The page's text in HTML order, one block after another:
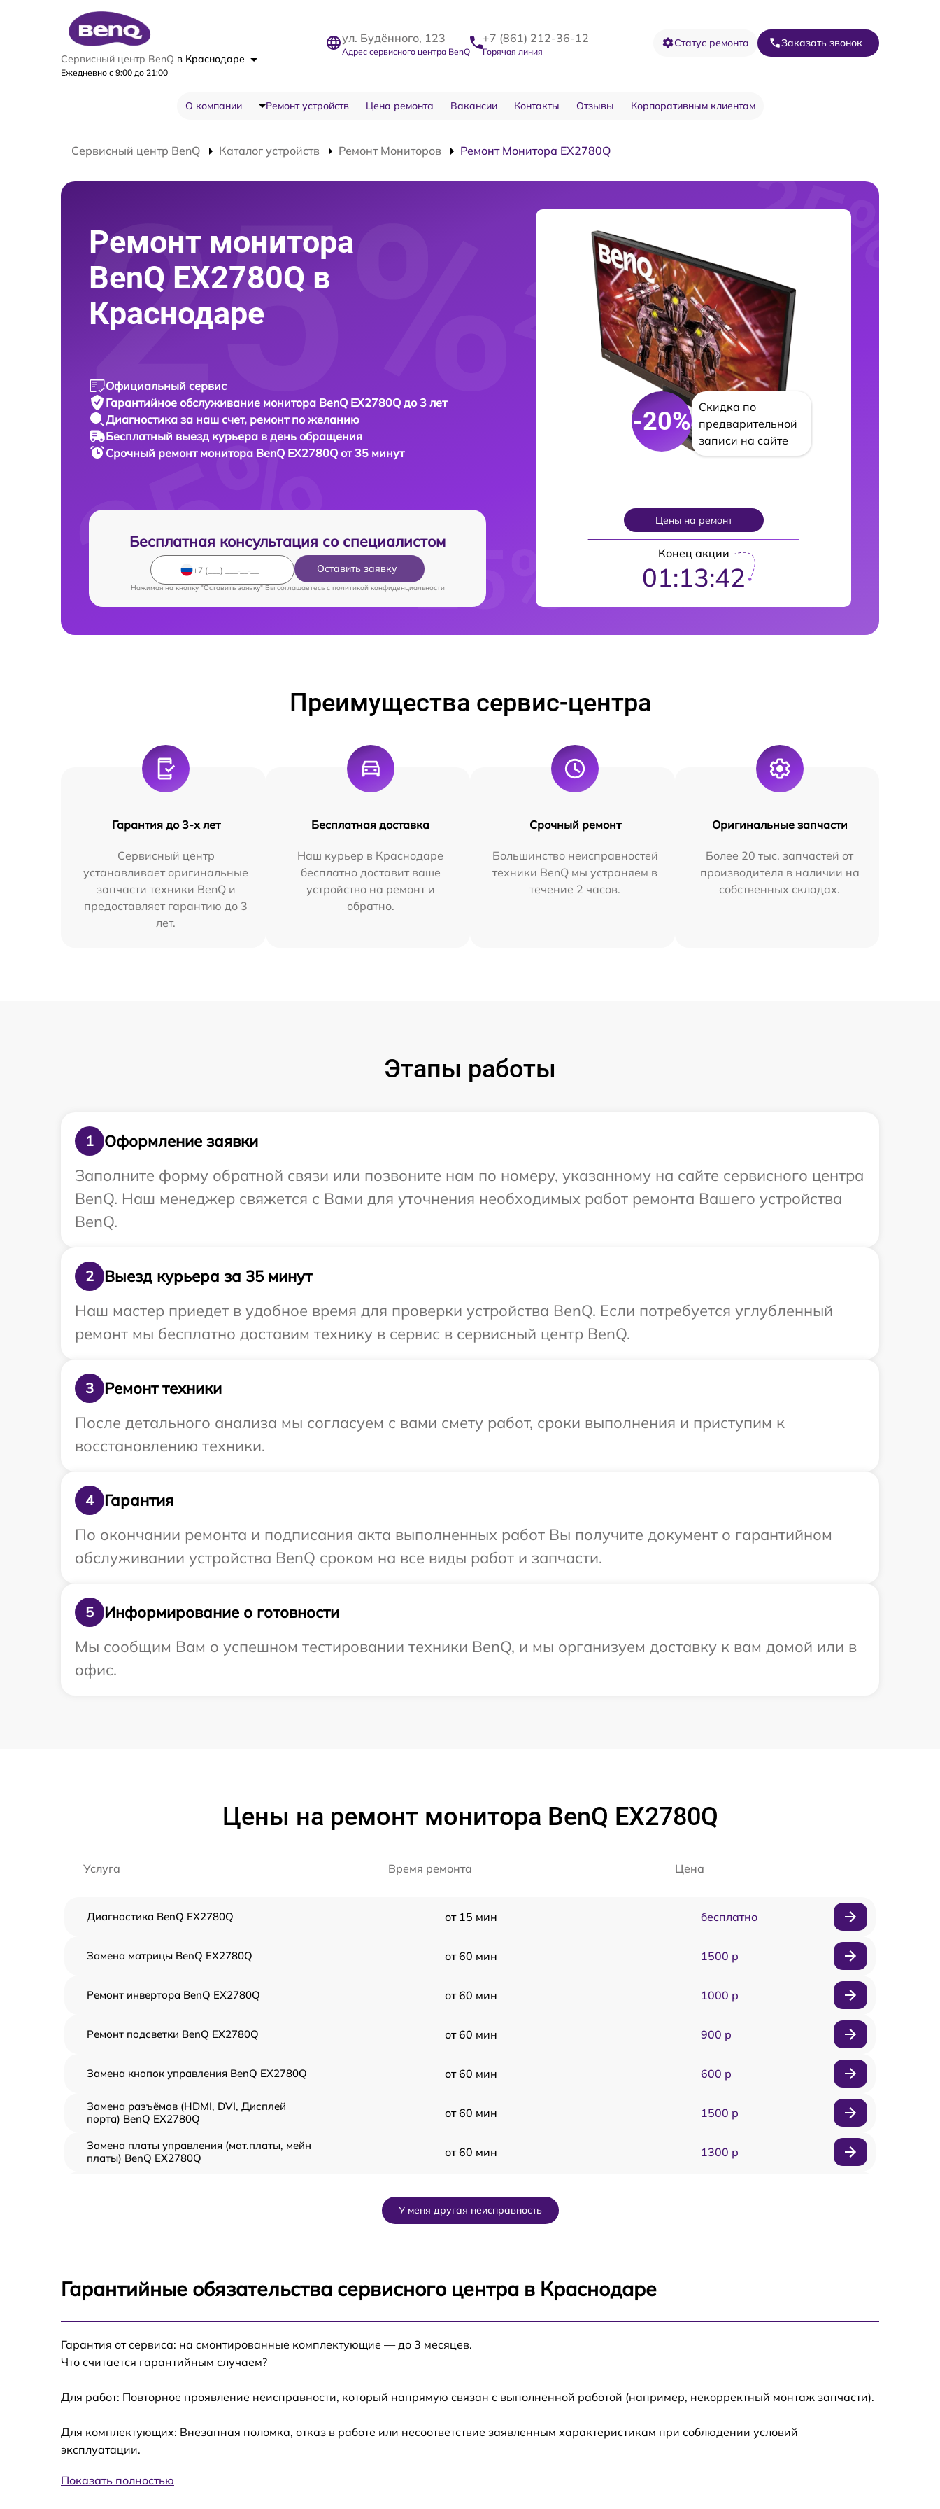
Сервисный центр BenQ в Краснодаре
Ежедневно с 9:00 до 21:00
ул. Будённого, 123
Адрес сервисного центра BenQ
+7 (861) 212-36-12
Горячая линия
Статус ремонта Заказать звонок
О компании Ремонт устройств Цена ремонта Вакансии Контакты Отзывы Корпоративным клиентам
Сервисный центр BenQ Каталог устройств Ремонт Мониторов Ремонт Монитора EX2780Q
Ремонт монитора
BenQ EX2780Q в
Краснодаре
Официальный сервис
Гарантийное обслуживание монитора BenQ EX2780Q до 3 лет
Диагностика за наш счет, ремонт по желанию
Бесплатный выезд курьера в день обращения
Срочный ремонт монитора BenQ EX2780Q от 35 минут
Бесплатная консультация со специалистом
Оставить заявку
Нажимая на кнопку "Оставить заявку" Вы соглашаетесь c политикой конфиденциальности
-20%
Скидка по
предварительной
записи на сайте
Цены на ремонт
Конец акции
01:13:41
Преимущества сервис-центра
Гарантия до 3-х лет
Сервисный центр
устанавливает оригинальные
запчасти техники BenQ и
предоставляет гарантию до 3
лет.
Бесплатная доставка
Наш курьер в Краснодаре
бесплатно доставит ваше
устройство на ремонт и
обратно.
Срочный ремонт
Большинство неисправностей
техники BenQ мы устраняем в
течение 2 часов.
Оригинальные запчасти
Более 20 тыс. запчастей от
производителя в наличии на
собственных складах.
Этапы работы
1
Оформление заявки
Заполните форму обратной связи или позвоните нам по номеру, указанному на сайте сервисного центра
BenQ. Наш менеджер свяжется с Вами для уточнения необходимых работ ремонта Вашего устройства
BenQ.
2
Выезд курьера за 35 минут
Наш мастер приедет в удобное время для проверки устройства BenQ. Если потребуется углубленный
ремонт мы бесплатно доставим технику в сервис в сервисный центр BenQ.
3
Ремонт техники
После детального анализа мы согласуем с вами смету работ, сроки выполнения и приступим к
восстановлению техники.
4
Гарантия
По окончании ремонта и подписания акта выполненных работ Вы получите документ о гарантийном
обслуживании устройства BenQ сроком на все виды работ и запчасти.
5
Информирование о готовности
Мы сообщим Вам о успешном тестировании техники BenQ, и мы организуем доставку к вам домой или в
офис.
Цены на ремонт монитора BenQ EX2780Q
Услуга Время ремонта Цена
Диагностика BenQ EX2780Q от 15 мин бесплатно
Замена матрицы BenQ EX2780Q от 60 мин 1500 р
Ремонт инвертора BenQ EX2780Q от 60 мин 1000 р
Ремонт подсветки BenQ EX2780Q от 60 мин 900 р
Замена кнопок управления BenQ EX2780Q от 60 мин 600 р
Замена разъёмов (HDMI, DVI, Дисплей
порта) BenQ EX2780Q
от 60 мин 1500 р
Замена платы управления (мат.платы, мейн
платы) BenQ EX2780Q
от 60 мин 1300 р
Замена блока питания BenQ EX2780Q от 60 мин
EX2780Q
У меня другая неисправность
Гарантийные обязательства сервисного центра в Краснодаре
Гарантия от сервиса: на смонтированные комплектующие — до 3 месяцев.
Что считается гарантийным случаем?
Для работ: Повторное проявление неисправности, который напрямую связан с выполненной работой (например, некорректный монтаж запчасти).
Для комплектующих: Внезапная поломка, отказ в работе или несоответствие заявленным характеристикам при соблюдении условий
эксплуатации.
Показать полностью